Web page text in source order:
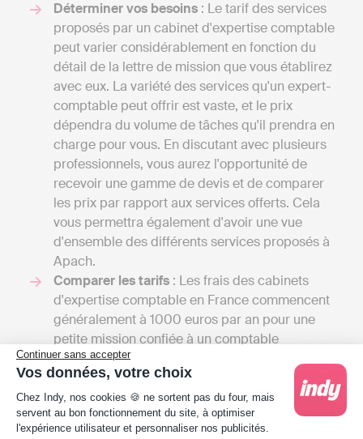
Continuer sans accepter
Vos données, votre choix
Plateforme de Gestion du Consentement :
Chez Indy, nos cookies 🍪 ne sortent pas du four, mais
servent au bon fonctionnement du site, à optimiser
l'expérience utilisateur et personnaliser nos publicités.
Déterminer vos besoins : Le tarif des services
proposés par un cabinet d'expertise comptable
peut varier considérablement en fonction du
détail de la lettre de mission que vous établirez
avec eux. La variété des services qu'un expert-
comptable peut offrir est vaste, et le prix
dépendra du volume de tâches qu'il prendra en
charge pour vous. En discutant avec plusieurs
professionnels, vous aurez l'opportunité de
recevoir une gamme de devis et de comparer
les prix par rapport aux services offerts. Cela
vous permettra également d'avoir une vue
d'ensemble des différents services proposés à
Apach.
Comparer les tarifs : Les frais des cabinets
d'expertise comptable en France commencent
généralement à 1000 euros par an pour une
petite mission confiée à un comptable
indépendant et aller jusqu'à 4000 euros si votre
entreprise a besoin d'une comptabilité plus
élaborée, y compris la gestion de la paie ou
l'élaboration de budgets prévisionnels. À